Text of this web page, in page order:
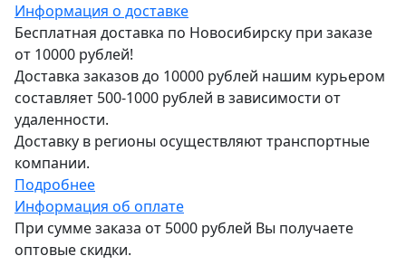
Информация о доставке
Бесплатная доставка по Новосибирску при заказе
от 10000 рублей!
Доставка заказов до 10000 рублей нашим курьером
составляет 500-1000 рублей в зависимости от
удаленности.
Доставку в регионы осуществляют транспортные
компании.
Подробнее
Информация об оплате
При сумме заказа от 5000 рублей Вы получаете
оптовые скидки.